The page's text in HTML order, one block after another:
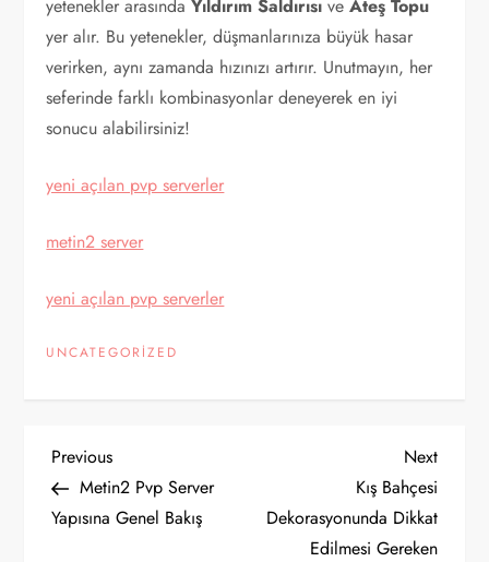
yetenekler arasındaYıldırım Saldırısı veAteş Topu
yer alır. Bu yetenekler, düşmanlarınıza büyük hasar
verirken, aynı zamanda hızınızı artırır. Unutmayın, her
seferinde farklı kombinasyonlar deneyerek en iyi
sonucu alabilirsiniz!
yeni açılan pvp serverler
metin2 server
yeni açılan pvp serverler
UNCATEGORIZED
Y
a
Previous
Post
Previous
Metin2 Pvp Server
Yapısına Genel Bakış
Next
Post
Next
Kış Bahçesi
Dekorasyonunda Dikkat
Edilmesi Gereken